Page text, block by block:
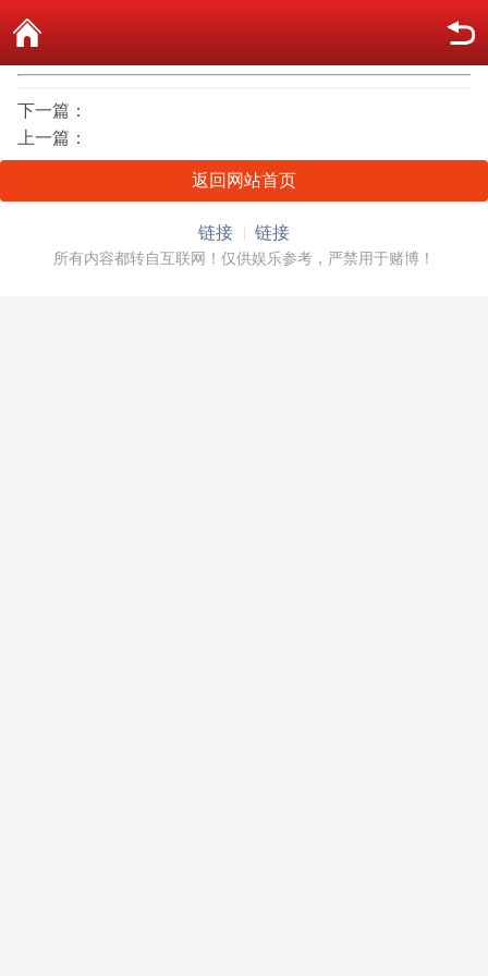
下一篇：
上一篇：
返回网站首页
链接 链接
所有内容都转自互联网！仅供娱乐参考，严禁用于赌博！